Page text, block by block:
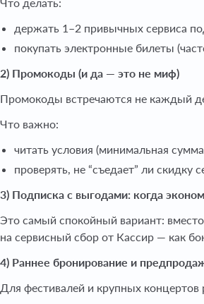
держать 1–2 привычных сервиса
покупать электронные билеты
2) Промокоды (и да — это не миф)
Промокоды встречаются не каждый
Что важно:
читать условия (минимальная
проверять, не “съедает” ли скидку
3) Подписка с выгодами: когда
Это самый спокойный вариант:
на сервисный сбор от Кассир — как
4) Раннее бронирование и
Для фестивалей и крупных